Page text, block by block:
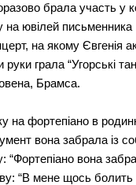
брала участь у
ювілей
на якому Євгенія
грала “Угорські
Брамса.
на фортепіано в
вона забрала із
“Фортепіано вона
“В мене щось